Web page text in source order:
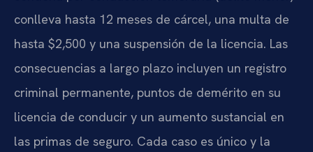
conlleva hasta 12 meses de cárcel, una multa de
hasta $2,500 y una suspensión de la licencia. Las
consecuencias a largo plazo incluyen un registro
criminal permanente, puntos de demérito en su
licencia de conducir y un aumento sustancial en
las primas de seguro. Cada caso es único y la